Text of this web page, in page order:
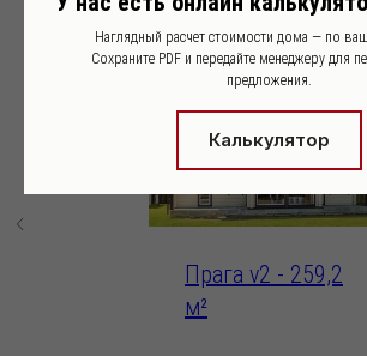
наши дома
Прага v2 - 259,2
м²
Наглядный расчет стоимости дома — по
Сохраните PDF и передайте менеджеру для
предложения.
Калькулятор